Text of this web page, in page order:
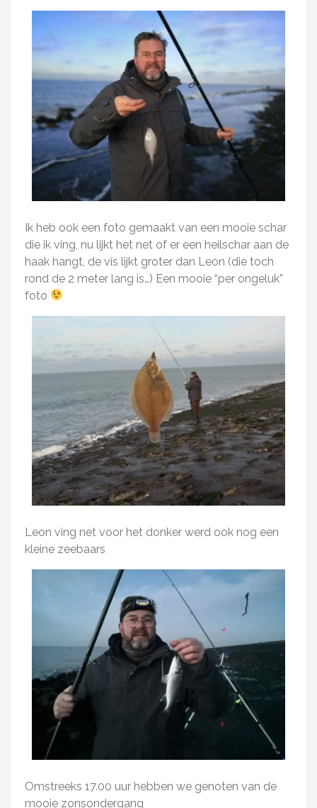
Ik heb ook een foto gemaakt van een mooie schar
die ik ving, nu lijkt het net of er een heilschar aan de
haak hangt, de vis lijkt groter dan Leon (die toch
rond de 2 meter lang is…) Een mooie “per ongeluk”
foto
Leon ving net voor het donker werd ook nog een
kleine zeebaars
Omstreeks 17.00 uur hebben we genoten van de
mooie zonsondergang